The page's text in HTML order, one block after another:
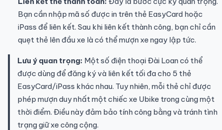
Bạn cần nhập mã số được in trên thẻ EasyCard hoặc
iPass để liên kết. Sau khi liên kết thành công, bạn chỉ cần
quẹt thẻ lên đầu xe là có thể mượn xe ngay lập tức.
Lưu ý quan trọng: Một số điện thoại Đài Loan có thể
được dùng để đăng ký và liên kết tối đa cho 5 thẻ
EasyCard/iPass khác nhau. Tuy nhiên, mỗi thẻ chỉ được
phép mượn duy nhất một chiếc xe Ubike trong cùng một
thời điểm. Điều này đảm bảo tính công bằng và tránh tình
trạng giữ xe công cộng.